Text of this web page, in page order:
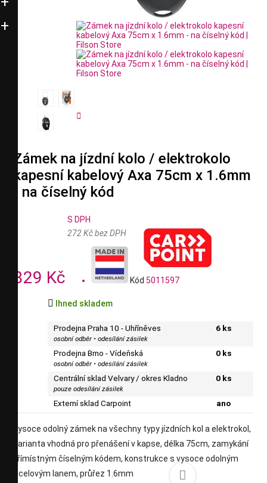


Zámek na jízdní kolo / elektrokolo
kapesní kabelový Axa 75cm x 1.6mm
- na číselný kód
329 Kč
S DPH
272 Kč bez DPH
Kód 5011597
 Ihned skladem
Prodejna Praha 10 - Uhříněves
osobní odběr • odesílání zásilek
6 ks
Prodejna Brno - Vídeňská
osobní odběr • odesílání zásilek
0 ks
Centrální sklad Velvary / okres Kladno
pouze odesílání zásilek
0 ks
Externí sklad Carpoint ano
vysoce odolný zámek na všechny typy jízdních kol a elektrokol,
varianta vhodná pro přenášení v kapse, délka 75cm, zamykání
třímístným číselným kódem, konstrukce s vysoce odolným
ocelovým lanem, průřez 1.6mm
